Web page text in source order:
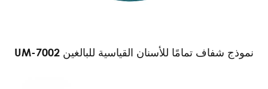
UM-7002 نموذج شفاف تمامًا للأسنان القياسية للبالغين